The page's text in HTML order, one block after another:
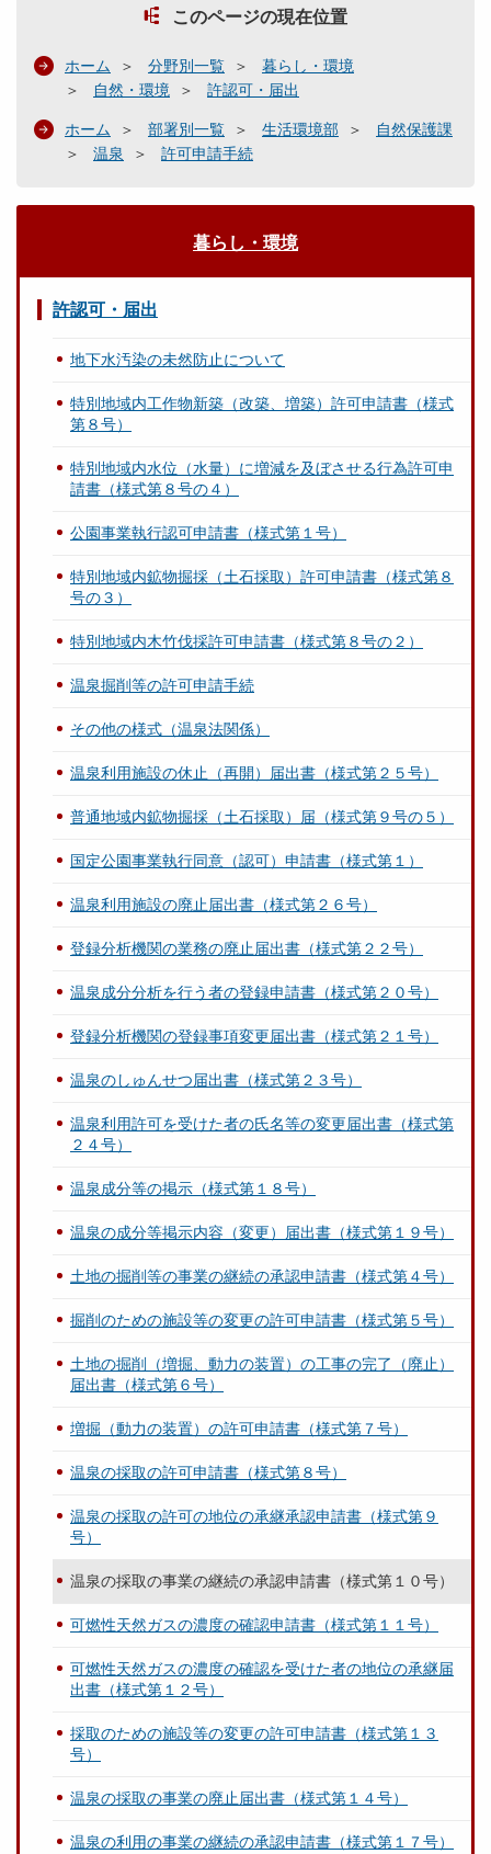
このページの現在位置
ホーム 分野別一覧
暮らし・環境
自然・環境
許認可・届出
ホーム 部署別一覧 生活環境部
自然保護課
温泉
許可申請手続
暮らし・環境
許認可・届出
地下水汚染の未然防止について
特別地域内工作物新築（改築、増築）許可申請書（様式
第８号）
特別地域内水位（水量）に増減を及ぼさせる行為許可申
請書（様式第８号の４）
公園事業執行認可申請書（様式第１号）
特別地域内鉱物掘採（土石採取）許可申請書（様式第８
号の３）
特別地域内木竹伐採許可申請書（様式第８号の２）
温泉掘削等の許可申請手続
その他の様式（温泉法関係）
温泉利用施設の休止（再開）届出書（様式第２５号）
普通地域内鉱物掘採（土石採取）届（様式第９号の５）
国定公園事業執行同意（認可）申請書（様式第１）
温泉利用施設の廃止届出書（様式第２６号）
登録分析機関の業務の廃止届出書（様式第２２号）
温泉成分分析を行う者の登録申請書（様式第２０号）
登録分析機関の登録事項変更届出書（様式第２１号）
温泉のしゅんせつ届出書（様式第２３号）
温泉利用許可を受けた者の氏名等の変更届出書（様式第
２４号）
温泉成分等の掲示（様式第１８号）
温泉の成分等掲示内容（変更）届出書（様式第１９号）
土地の掘削等の事業の継続の承認申請書（様式第４号）
掘削のための施設等の変更の許可申請書（様式第５号）
土地の掘削（増掘、動力の装置）の工事の完了（廃止）
届出書（様式第６号）
増掘（動力の装置）の許可申請書（様式第７号）
温泉の採取の許可申請書（様式第８号）
温泉の採取の許可の地位の承継承認申請書（様式第９
号）
温泉の採取の事業の継続の承認申請書（様式第１０号）
可燃性天然ガスの濃度の確認申請書（様式第１１号）
可燃性天然ガスの濃度の確認を受けた者の地位の承継届
出書（様式第１２号）
採取のための施設等の変更の許可申請書（様式第１３
号）
温泉の採取の事業の廃止届出書（様式第１４号）
温泉の利用の事業の継続の承認申請書（様式第１７号）